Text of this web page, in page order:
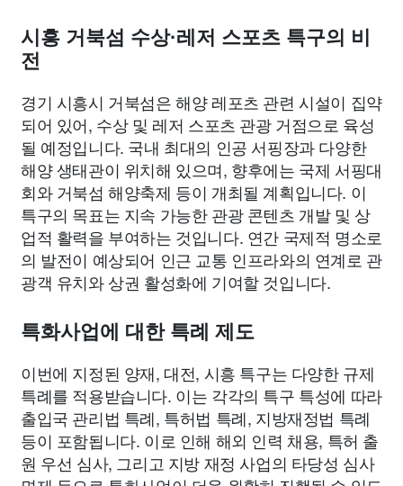
시흥 거북섬 수상·레저 스포츠 특구의 비
전
경기 시흥시 거북섬은 해양 레포츠 관련 시설이 집약
되어 있어, 수상 및 레저 스포츠 관광 거점으로 육성
될 예정입니다. 국내 최대의 인공 서핑장과 다양한
해양 생태관이 위치해 있으며, 향후에는 국제 서핑대
회와 거북섬 해양축제 등이 개최될 계획입니다. 이
특구의 목표는 지속 가능한 관광 콘텐츠 개발 및 상
업적 활력을 부여하는 것입니다. 연간 국제적 명소로
의 발전이 예상되어 인근 교통 인프라와의 연계로 관
광객 유치와 상권 활성화에 기여할 것입니다.
특화사업에 대한 특례 제도
이번에 지정된 양재, 대전, 시흥 특구는 다양한 규제
특례를 적용받습니다. 이는 각각의 특구 특성에 따라
출입국 관리법 특례, 특허법 특례, 지방재정법 특례
등이 포함됩니다. 이로 인해 해외 인력 채용, 특허 출
원 우선 심사, 그리고 지방 재정 사업의 타당성 심사